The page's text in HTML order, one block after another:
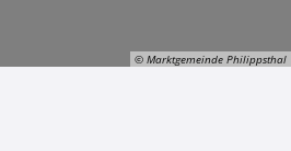
© Marktgemeinde Philippsthal